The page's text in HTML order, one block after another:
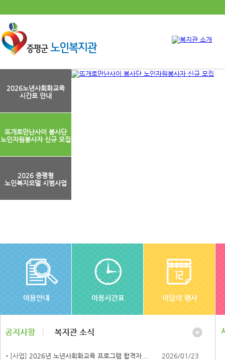
2026노년사회화교육
시간표 안내
뜨개로만난사이 봉사단
노인자원봉사자 신규 모집
2026 증평형
노인복지모델 시범사업
[사업] 2026년 노년사회화교육 프로그램 합격자...
2026/01/23